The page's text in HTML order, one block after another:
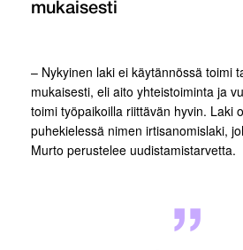
mukaisesti
– Nykyinen laki ei käytännössä toimi
mukaisesti, eli aito yhteistoiminta ja
toimi työpaikoilla riittävän hyvin. Laki
puhekielessä nimen irtisanomislaki,
Murto perustelee uudistamistarvetta.